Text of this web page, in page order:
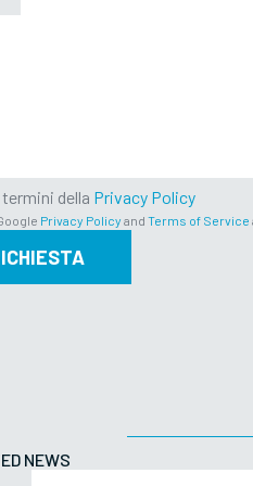
della Privacy Policy
Privacy Policy and Terms of Service
NEWS